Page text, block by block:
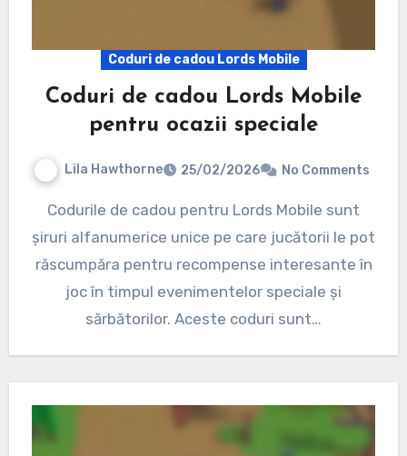
Coduri de cadou Lords Mobile
Coduri de cadou Lords Mobile
pentru ocazii speciale
Lila Hawthorne 25/02/2026 No Comments
Codurile de cadou pentru Lords Mobile sunt
șiruri alfanumerice unice pe care jucătorii le pot
răscumpăra pentru recompense interesante în
joc în timpul evenimentelor speciale și
sărbătorilor. Aceste coduri sunt…